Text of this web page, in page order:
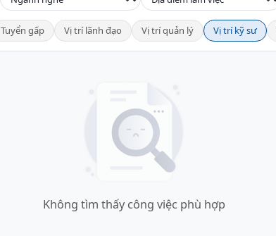
Tuyển gấp Vị trí lãnh đạo Vị trí quản lý Vị trí kỹ sư
Không tìm thấy công việc phù hợp